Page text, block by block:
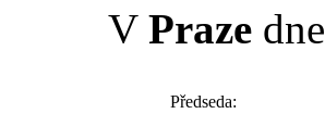
V Praze
Předseda: